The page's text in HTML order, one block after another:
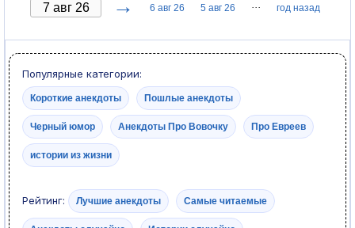
→ 6 авг 26 5 авг 26 ··· год назад
Популярные категории:
Короткие анекдоты Пошлые анекдоты
Черный юмор Анекдоты Про Вовочку Про Евреев
истории из жизни
Рейтинг: Лучшие анекдоты Самые читаемые